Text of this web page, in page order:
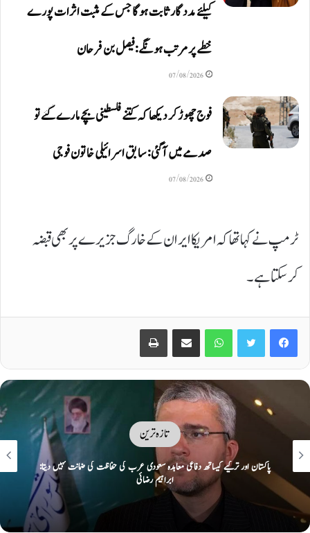
کیلئے مددگار ثابت ہوگا جس کے مثبت اثرات پورے
خطے پر مرتب ہونگے: فیصل بن فرحان
07/08/2026
فوج چھوڑ کر دیکھا کہ کتنے فلسطینی بچے مارے گئے تو
صدمے میں آگئی: سابق اسرائیلی خاتون فوجی
07/08/2026
ٹرمپ نے کہا تھا کہ امریکا ایران کے خارگ جزیرے پر بھی قبضہ
کرسکتا ہے۔
Facebook
Twitter
WhatsApp
Share via Email
Print
تازہ ترین
ایک پر حملہ سب پر حملہ تصور: مکہ کی سرزمین پر پاک، ترک سعودی دفاعی معاہدہ
طے